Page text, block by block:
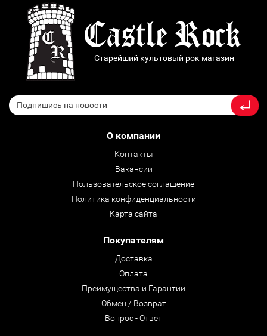
Старейший культовый рок магазин
О компании
Контакты
Вакансии
Пользовательское соглашение
Политика конфиденциальности
Карта сайта
Покупателям
Доставка
Оплата
Преимущества и Гарантии
Обмен / Возврат
Вопрос - Ответ